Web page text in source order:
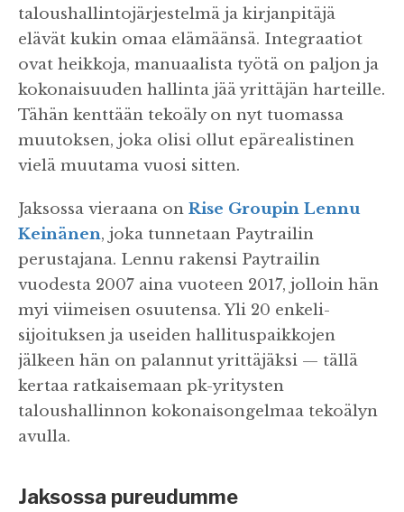
taloushallintojärjestelmä ja kirjanpitäjä
elävät kukin omaa elämäänsä. Integraatiot
ovat heikkoja, manuaalista työtä on paljon ja
kokonaisuuden hallinta jää yrittäjän harteille.
Tähän kenttään tekoäly on nyt tuomassa
muutoksen, joka olisi ollut epärealistinen
vielä muutama vuosi sitten.
Jaksossa vieraana on Rise Groupin Lennu
Keinänen, joka tunnetaan Paytrailin
perustajana. Lennu rakensi Paytrailin
vuodesta 2007 aina vuoteen 2017, jolloin hän
myi viimeisen osuutensa. Yli 20 enkeli-
sijoituksen ja useiden hallituspaikkojen
jälkeen hän on palannut yrittäjäksi — tällä
kertaa ratkaisemaan pk-yritysten
taloushallinnon kokonaisongelmaa tekoälyn
avulla.
Jaksossa pureudumme